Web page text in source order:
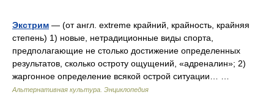
Экстрим — (от англ. extreme крайний, крайность, крайняя
степень) 1) новые, нетрадиционные виды спорта,
предполагающие не столько достижение определенных
результатов, сколько остроту ощущений, «адреналин»; 2)
жаргонное определение всякой острой ситуации… …
Альтернативная культура. Энциклопедия